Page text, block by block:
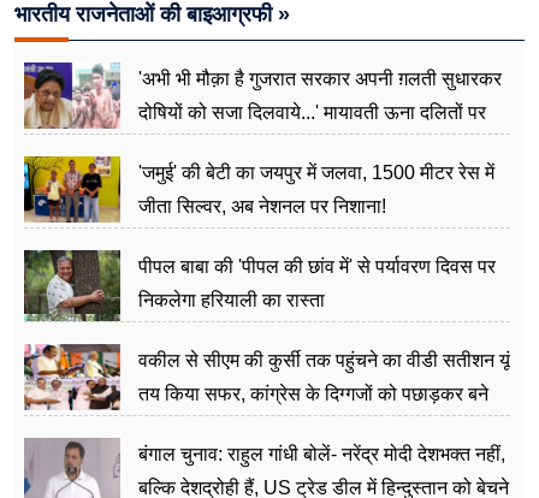
भारतीय राजनेताओं की बाइआग्रफी »
'अभी भी मौक़ा है गुजरात सरकार अपनी ग़लती सुधारकर
दोषियों को सजा दिलवाये...' मायावती ऊना दलितों पर
'जमुई' की बेटी का जयपुर में जलवा, 1500 मीटर रेस में
जीता सिल्वर, अब नेशनल पर निशाना!
पीपल बाबा की 'पीपल की छांव में' से पर्यावरण दिवस पर
निकलेगा हरियाली का रास्ता
वकील से सीएम की कुर्सी तक पहुंचने का वीडी सतीशन यूं
तय किया सफर, कांग्रेस के दिग्गजों को पछाड़कर बने
बंगाल चुनाव: राहुल गांधी बोलें- नरेंद्र मोदी देशभक्त नहीं,
बल्कि देशद्रोही हैं, US ट्रेड डील में हिन्दुस्तान को बेचने